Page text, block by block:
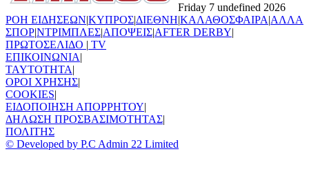
Friday 7 undefined 2026
ΡΟΗ ΕΙΔΗΣΕΩΝ|ΚΥΠΡΟΣ|ΔΙΕΘΝΗ|ΚΑΛΑΘΟΣΦΑΙΡΑ|ΑΛΛΑ
ΣΠΟΡ|ΝΤΡΙΜΠΛΕΣ|ΑΠΟΨΕΙΣ|AFTER DERBY|
ΠΡΩΤΟΣΕΛΙΔΟ | TV
ΕΠΙΚΟΙΝΩΝΙΑ|
TAYTOTHTA|
ΟΡΟΙ ΧΡΗΣΗΣ|
COOKIES|
ΕΙΔΟΠΟΙΗΣΗ ΑΠΟΡΡΗΤΟΥ|
ΔΗΛΩΣΗ ΠΡΟΣΒΑΣΙΜΟΤΗΤΑΣ|
ΠΟΛΙΤΗΣ
© Developed by P.C Admin 22 Limited